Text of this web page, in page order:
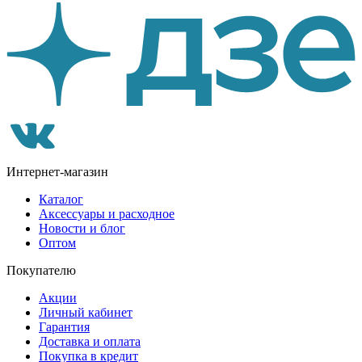
Интернет-магазин
Каталог
Аксессуары и расходное
Новости и блог
Оптом
Покупателю
Акции
Личный кабинет
Гарантия
Доставка и оплата
Покупка в кредит